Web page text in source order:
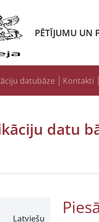
PĒTĪJUMU UN
datubāze Kontakti
datu
Latviešu